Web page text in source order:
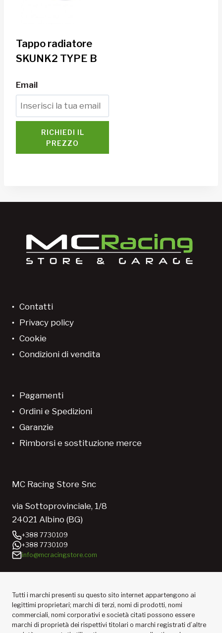
Tappo radiatore
SKUNK2 TYPE B
Email
RICHIEDI IL
PREZZO
Contatti
Privacy policy
Cookie
Condizioni di vendita
Pagamenti
Ordini e Spedizioni
Garanzie
Rimborsi e sostituzione merce
MC Racing Store Snc
via Sottoprovinciale, 1/8
24021 Albino (BG)
+388 7730109
+388 7730109
info@mcracingstore.com
Tutti i marchi presenti su questo sito internet appartengono ai
legittimi proprietari; marchi di terzi, nomi di prodotti, nomi
commerciali, nomi corporativi e società citati possono essere
marchi di proprietà dei rispettivi titolari o marchi registrati d’altre